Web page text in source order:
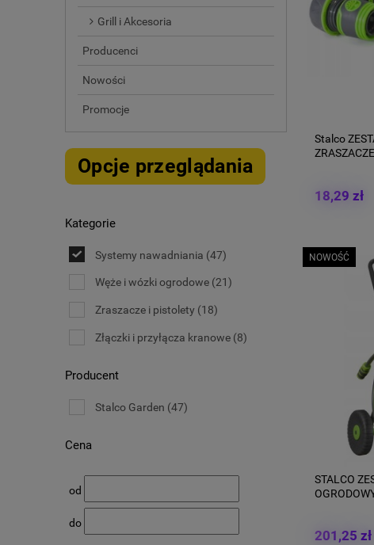
Grill i Akcesoria
Producenci
Nowości
Promocje
Opcje przeglądania
Kategorie
Systemy nawadniania (47)
Węże i wózki ogrodowe (21)
Zraszacze i pistolety (18)
Złączki i przyłącza kranowe (8)
Producent
Stalco Garden (47)
Cena
od
do
Stalco
18,29 zł
STALCO
201,25 zł
NOWOŚĆ